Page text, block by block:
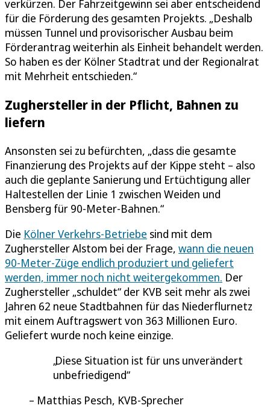
verkürzen. Der Fahrzeitgewinn sei aber entscheidend
für die Förderung des gesamten Projekts. „Deshalb
müssen Tunnel und provisorischer Ausbau beim
Förderantrag weiterhin als Einheit behandelt werden.
So haben es der Kölner Stadtrat und der Regionalrat
mit Mehrheit entschieden.“
Zughersteller in der Pflicht, Bahnen zu
liefern
Ansonsten sei zu befürchten, „dass die gesamte
Finanzierung des Projekts auf der Kippe steht – also
auch die geplante Sanierung und Ertüchtigung aller
Haltestellen der Linie 1 zwischen Weiden und
Bensberg für 90-Meter-Bahnen.“
Die Kölner Verkehrs-Betriebe sind mit dem
Zughersteller Alstom bei der Frage, wann die neuen
90-Meter-Züge endlich produziert und geliefert
werden, immer noch nicht weitergekommen. Der
Zughersteller „schuldet“ der KVB seit mehr als zwei
Jahren 62 neue Stadtbahnen für das Niederflurnetz
mit einem Auftragswert von 363 Millionen Euro.
Geliefert wurde noch keine einzige.
Diese Situation ist für uns unverändert
unbefriedigend
Matthias Pesch, KVB-Sprecher